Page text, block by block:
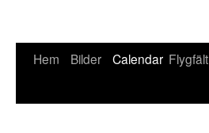
Hem Bilder Calendar Flygfält